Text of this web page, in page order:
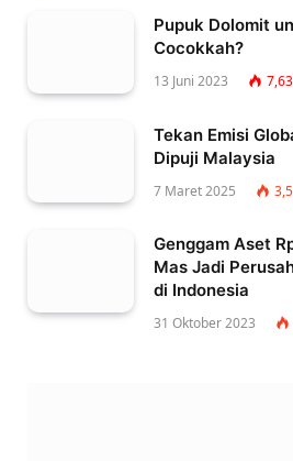
Pupuk Dolomit
Cocokkah?
13 Juni 2023
Tekan Emisi
Dipuji Malaysia
7 Maret 2025
Genggam Aset
Mas Jadi
di Indonesia
31 Oktober 2023